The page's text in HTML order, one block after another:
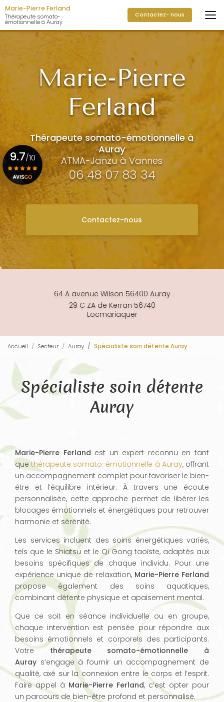
Aller
au
contenu
Marie-Pierre Ferland
Thérapeute somato-
émotionnelle à Auray
Contactez- nous
Marie-Pierre
Ferland
Thérapeute somato-émotionnelle à
Auray
ATMA-Janzu à Vannes
06 48 07 83 34
Contactez-nous
64 A avenue Wilson 56400 Auray
29 C ZA de Kerran 56740
Locmariaquer
9.7/10
Voir le certificat
Accueil Secteur Auray Spécialiste soin détente Auray
Spécialiste soin détente
Auray
Marie-Pierre Ferland est un expert reconnu en tant
quethérapeute somato-émotionnelle à Auray, offrant
un accompagnement complet pour favoriser le bien-
être et l’équilibre intérieur. À travers une écoute
personnalisée, cette approche permet de libérer les
blocages émotionnels et énergétiques pour retrouver
harmonie et sérénité.
Les services incluent des soins énergétiques variés,
tels que le Shiatsu et le Qi Gong taoïste, adaptés aux
besoins spécifiques de chaque individu. Pour une
expérience unique de relaxation, Marie-Pierre Ferland
propose également des soins aquatiques,
combinant détente physique et apaisement mental.
Que ce soit en séance individuelle ou en groupe,
chaque intervention est pensée pour répondre aux
besoins émotionnels et corporels des participants.
Votre thérapeute somato-émotionnelle à
Auray s’engage à fournir un accompagnement de
qualité, axé sur la connexion entre le corps et l’esprit.
Faire appel à Marie-Pierre Ferland, c’est opter pour
un parcours de bien-être profond et personnalisé.